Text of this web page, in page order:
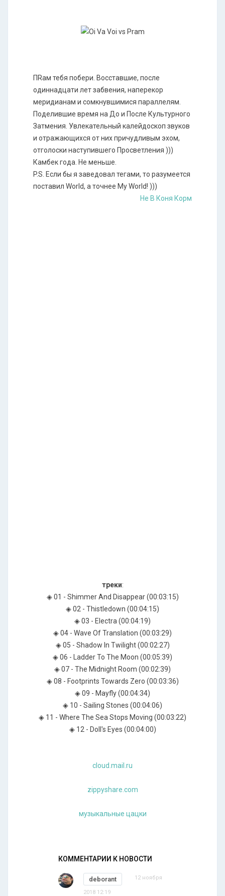
ПRам тебя побери. Восставшие, после
одиннадцати лет забвения, наперекор
меридианам и сомкнувшимися параллелям.
Поделившие время на До и После Культурного
Затмения. Увлекательный калейдоскоп звуков
и отражающихся от них причудливым эхом,
отголоски наступившего Просветления )))
Камбек года. Не меньше.
P.S. Если бы я заведовал тегами, то разумеется
поставил World, а точнее My World! )))
Не В Коня Корм
треки:
◈ 01 - Shimmer And Disappear (00:03:15)
◈ 02 - Thistledown (00:04:15)
◈ 03 - Electra (00:04:19)
◈ 04 - Wave Of Translation (00:03:29)
◈ 05 - Shadow In Twilight (00:02:27)
◈ 06 - Ladder To The Moon (00:05:39)
◈ 07 - The Midnight Room (00:02:39)
◈ 08 - Footprints Towards Zero (00:03:36)
◈ 09 - Mayfly (00:04:34)
◈ 10 - Sailing Stones (00:04:06)
◈ 11 - Where The Sea Stops Moving (00:03:22)
◈ 12 - Doll's Eyes (00:04:00)
cloud.mail.ru
zippyshare.com
музыкальные цацки
КОММЕНТАРИИ К НОВОСТИ
deborant 12 ноября
2018 12:19